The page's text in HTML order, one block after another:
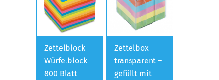
Zettelblock
Würfelblock
800 Blatt
Zettelbox
transparent –
gefüllt mit